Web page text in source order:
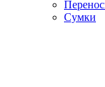
Сумки